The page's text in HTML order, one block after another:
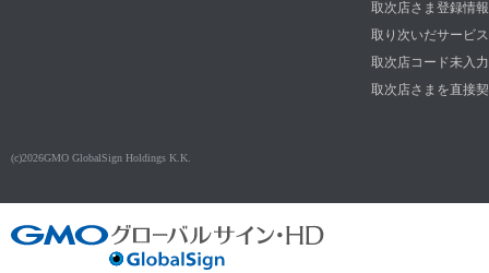
取次店さま登録情
取り次いだサービ
取次店コード未入
取次店さまを直接
(c)2026GMO GlobalSign Holdings K.K.